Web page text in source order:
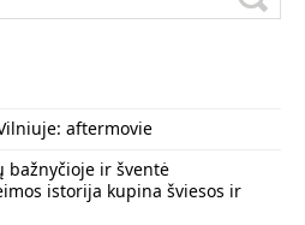
aftermovie
bažnyčioje ir šventė
istorija kupina šviesos ir